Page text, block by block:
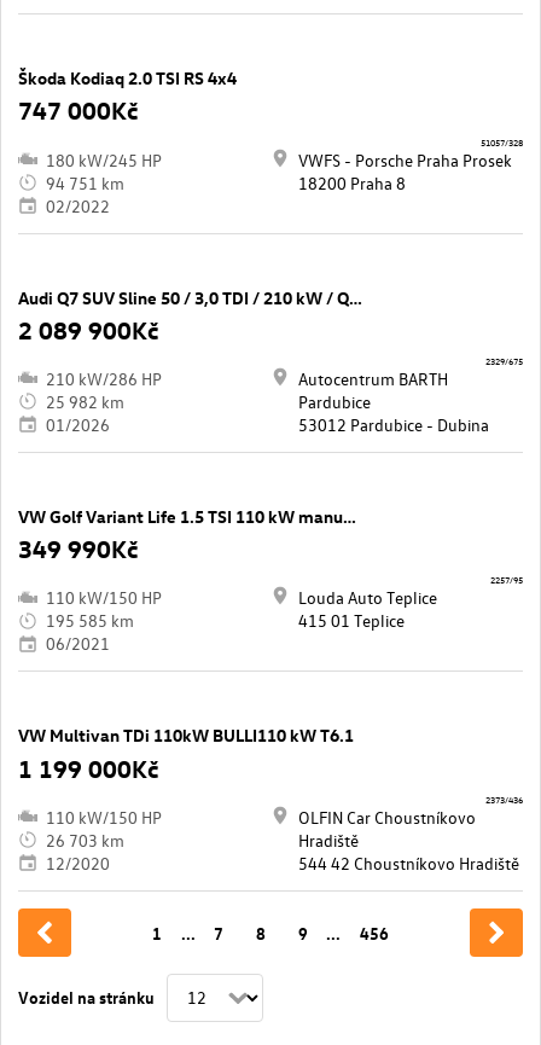
Škoda Kodiaq 2.0 TSI RS 4x4
747 000Kč
180 kW/245 HP
94 751 km
02/2022
VWFS - Porsche Praha Prosek
18200 Praha 8
51057/328
Audi Q7 SUV Sline 50 / 3,0 TDI / 210 kW / Quattro / 8TT
2 089 900Kč
210 kW/286 HP
25 982 km
01/2026
Autocentrum BARTH
Pardubice
53012 Pardubice - Dubina
2329/675
VW Golf Variant Life 1.5 TSI 110 kW manuál ,DPH
349 990Kč
110 kW/150 HP
195 585 km
06/2021
Louda Auto Teplice
415 01 Teplice
2257/95
VW Multivan TDi 110kW BULLI110 kW T6.1
1 199 000Kč
110 kW/150 HP
26 703 km
12/2020
OLFIN Car Choustníkovo
Hradiště
544 42 Choustníkovo Hradiště
2373/436
Vozidel na stránku
1 ... 7 8 9 ... 456